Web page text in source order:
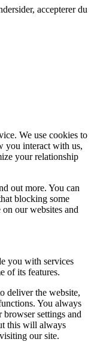
accepterer du
We use cookies to
you interact with us,
your relationship
out more. You can
blocking some
our websites and
you with services
of its features.
deliver the website,
You always
settings and
this will always
our site.